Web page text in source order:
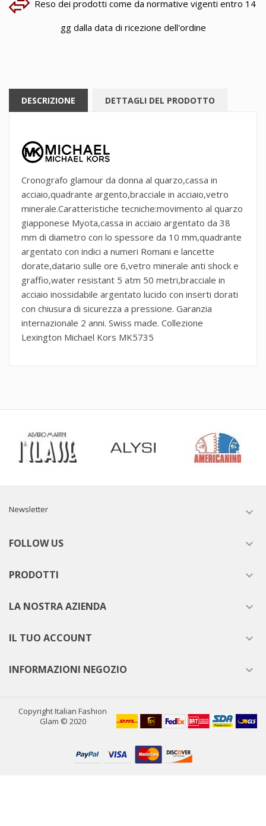
Reso dei prodotti come da normative vigenti entro 14
gg dalla data di ricezione dell'ordine
DESCRIZIONE DETTAGLI DEL PRODOTTO
Cronografo glamour da donna al quarzo,cassa in
acciaio,quadrante argento,bracciale in acciaio,vetro
minerale.Caratteristiche tecniche:movimento al quarzo
giapponese Myota,cassa in acciaio argentato da 38
mm di diametro con lo spessore da 10 mm,quadrante
argentato con indici a numeri Romani e lancette
dorate,datario sulle ore 6,vetro minerale anti shock e
graffio,water resistant 5 atm 50 metri,bracciale in
acciaio inossidabile argentato lucido con inserti dorati
con chiusura di sicurezza a pressione. Garanzia
internazionale 2 anni. Swiss made. Collezione
Lexington Michael Kors MK5735
Newsletter 
FOLLOW US 
PRODOTTI 
LA NOSTRA AZIENDA 
IL TUO ACCOUNT 
INFORMAZIONI NEGOZIO 
Copyright Italian Fashion
Glam © 2020